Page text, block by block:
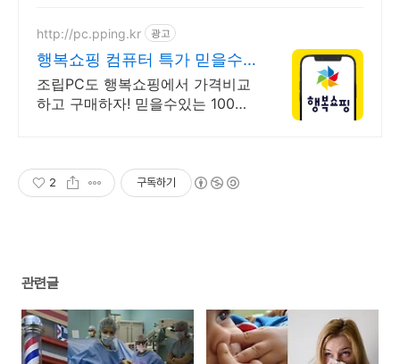
http://pc.pping.kr 광고
행복쇼핑 컴퓨터 특가 믿을수
있는 100% 매매보호
조립PC도 행복쇼핑에서 가격비교
하고 구매하자! 믿을수있는 100%
2 구독하기
관련글